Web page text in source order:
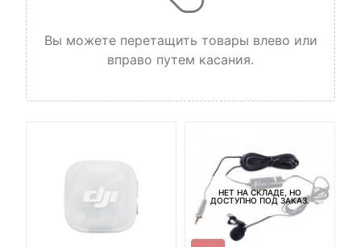
Вы можете перетащить товары влево или
вправо путем касания.
НЕТ НА СКЛАДЕ, НО
ДОСТУПНО ПОД ЗАКАЗ.